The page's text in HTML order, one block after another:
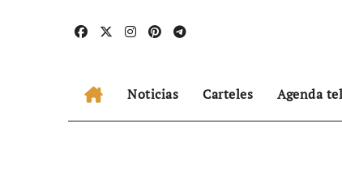
Noticias Carteles Agenda